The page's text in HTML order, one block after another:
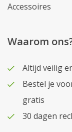
Accessoires
Waarom
Altijd veilig
Bestel je
gratis
30 dagen